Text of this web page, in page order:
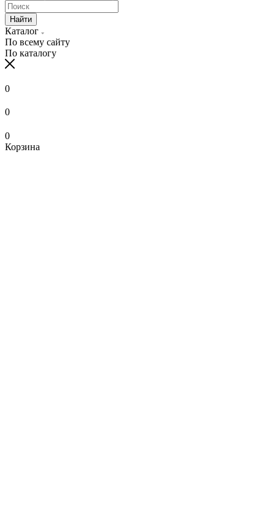
Найти
Каталог
По всему сайту
По каталогу
0
0
0
Корзина